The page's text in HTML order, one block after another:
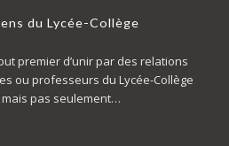
du Lycée-Collège
premier d’unir par des relations
ou professeurs du Lycée-Collège
mais pas seulement…